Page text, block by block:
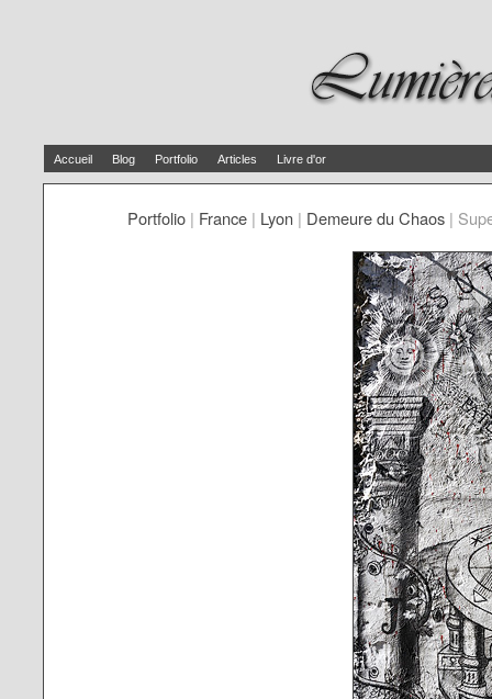
Accueil Blog Portfolio Articles Livre d'or
Portfolio | France | Lyon | Demeure du Chaos |